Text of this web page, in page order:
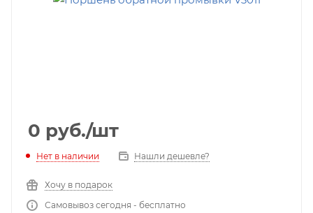
0 руб./шт
Нет в наличии Нашли дешевле?
Хочу в подарок
Самовывоз сегодня - бесплатно